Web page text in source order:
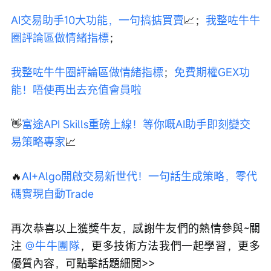
AI交易助手10大功能，一句搞掂買賣📈； 我整咗牛牛
圈評論區做情緒指標；
我整咗牛牛圈評論區做情緒指標； 免費期權GEX功
能！唔使再出去充值會員啦
👋富途API Skills重磅上線！等你嘅AI助手即刻變交
易策略專家📈
🔥AI+Algo開啟交易新世代！一句話生成策略，零代
碼實現自動Trade
再次恭喜以上獲獎牛友，感謝牛友們的熱情參與~關
注 @牛牛團隊，更多技術方法我們一起學習，更多
優質內容，可點擊話題細閲>>